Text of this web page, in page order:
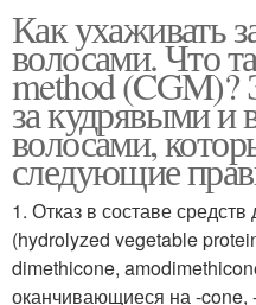
Как ухаживать
волосами. Что
method (CGM)?
за кудрявыми
волосами,
следующие
1. Отказ в составе
(hydrolyzed vegetable
dimethicone,
оканчивающиеся на -cone,